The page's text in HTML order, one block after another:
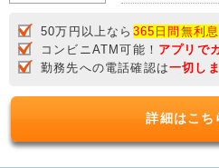
50万円以上なら 365日間無利息
コンビニATM可能！ アプリで
勤務先への電話確認は一切し
詳細はこち